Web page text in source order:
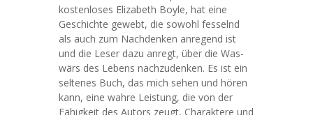
kostenloses Elizabeth Boyle, hat eine
Geschichte gewebt, die sowohl fesselnd
als auch zum Nachdenken anregend ist
und die Leser dazu anregt, über die Was-
wärs des Lebens nachzudenken. Es ist ein
seltenes Buch, das mich sehen und hören
kann, eine wahre Leistung, die von der
Fähigkeit des Autors zeugt, Charaktere und